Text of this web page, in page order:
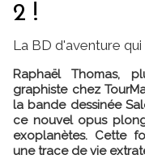
2 !
La BD d'aventure
Raphaël Thomas,
graphiste chez
la bande dessinée
ce nouvel opus
exoplanètes. Cette
une trace de vie